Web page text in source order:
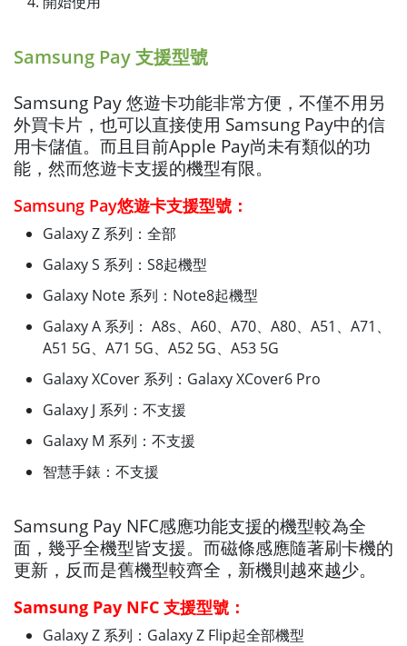
Samsung Pay 支援型號
Samsung Pay 悠遊卡功能非常方便，不僅不用另
外買卡片，也可以直接使用 Samsung Pay中的信
用卡儲值。而且目前Apple Pay尚未有類似的功
能，然而悠遊卡支援的機型有限。
Samsung Pay悠遊卡支援型號：
Galaxy Z 系列：全部
Galaxy S 系列：S8起機型
Galaxy Note 系列：Note8起機型
Galaxy A 系列： A8s、A60、A70、A80、A51、A71、
A51 5G、A71 5G、A52 5G、A53 5G
Galaxy XCover 系列：Galaxy XCover6 Pro
Galaxy J 系列：不支援
Galaxy M 系列：不支援
智慧手錶：不支援
Samsung Pay NFC感應功能支援的機型較為全
面，幾乎全機型皆支援。而磁條感應隨著刷卡機的
更新，反而是舊機型較齊全，新機則越來越少。
Samsung Pay NFC 支援型號：
Galaxy Z 系列：Galaxy Z Flip起全部機型